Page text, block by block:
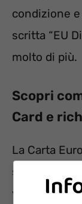
condizione
scritta “EU
molto di più.
Scopri
Card e
La Carta
solamente
vantaggi